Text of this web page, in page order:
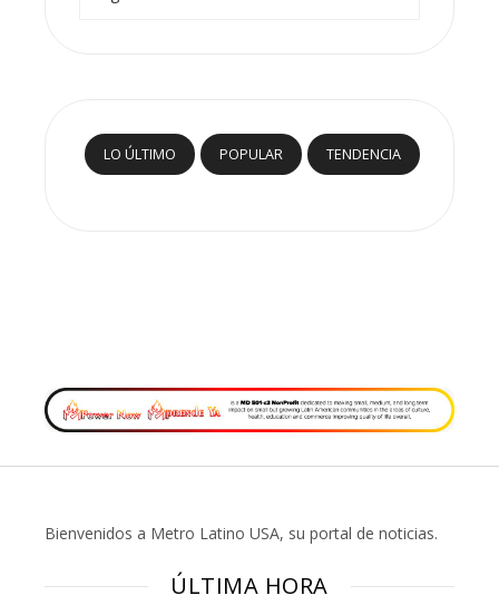
LO ÚLTIMO POPULAR TENDENCIA
Bienvenidos a Metro Latino USA, su portal de noticias.
ÚLTIMA HORA